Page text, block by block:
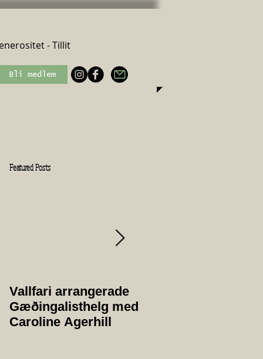
Bli medlem
- Tillit
Featured Posts
Vallfari arrangerade
Gæðingalisthelg med
Caroline Agerhill